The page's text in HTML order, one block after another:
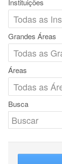
Instituições
Grandes Áreas
Áreas
Busca